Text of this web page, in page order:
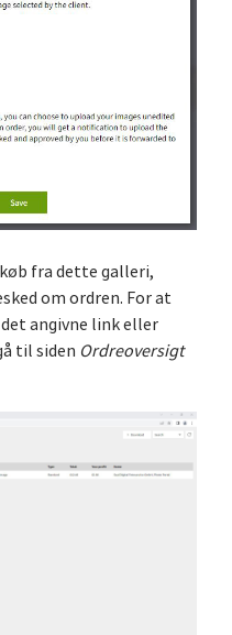
fra dette galleri,
om ordren. For at
angivne link eller
til siden Ordreoversigt